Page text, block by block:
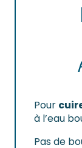
Pour
à l’eau
Pas de